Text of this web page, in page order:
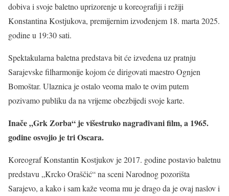
dobiva i svoje baletno uprizorenje u koreografiji i režiji
Konstantina Kostjukova, premijernim izvođenjem 18. marta 2025.
godine u 19:30 sati.
Spektakularna baletna predstava bit će izvedena uz pratnju
Sarajevske filharmonije kojom će dirigovati maestro Ognjen
Bomoštar. Ulaznica je ostalo veoma malo te ovim putem
pozivamo publiku da na vrijeme obezbijedi svoje karte.
Inače „Grk Zorba“ je višestruko nagrađivani film, a 1965.
godine osvojio je tri Oscara.
Koreograf Konstantin Kostjukov je 2017. godine postavio baletnu
predstavu „Krcko Oraščić“ na sceni Narodnog pozorišta
Sarajevo, a kako i sam kaže veoma mu je drago da je ovaj naslov i